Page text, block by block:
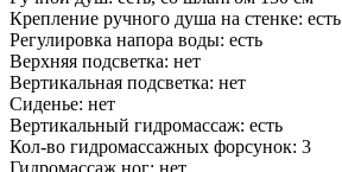
Крепление ручного душа на стенке: есть
Регулировка напора воды: есть
Верхняя подсветка: нет
Вертикальная подсветка: нет
Сиденье: нет
Вертикальный гидромассаж: есть
Кол-во гидромассажных форсунок: 3